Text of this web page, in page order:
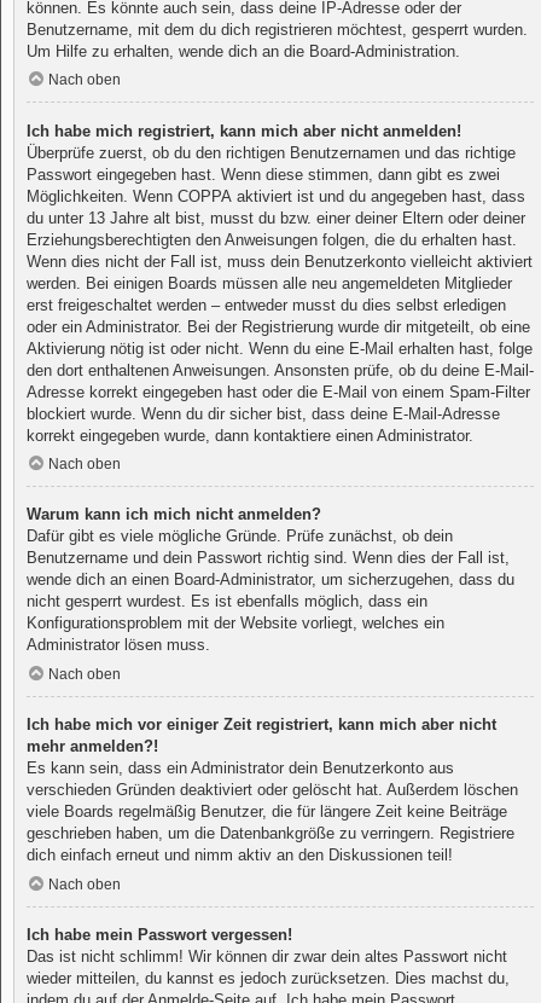
können. Es könnte auch sein, dass deine IP-Adresse oder der
Benutzername, mit dem du dich registrieren möchtest, gesperrt wurden.
Um Hilfe zu erhalten, wende dich an die Board-Administration.
Nach oben
Ich habe mich registriert, kann mich aber nicht anmelden!
Überprüfe zuerst, ob du den richtigen Benutzernamen und das richtige
Passwort eingegeben hast. Wenn diese stimmen, dann gibt es zwei
Möglichkeiten. Wenn COPPA aktiviert ist und du angegeben hast, dass
du unter 13 Jahre alt bist, musst du bzw. einer deiner Eltern oder deiner
Erziehungsberechtigten den Anweisungen folgen, die du erhalten hast.
Wenn dies nicht der Fall ist, muss dein Benutzerkonto vielleicht aktiviert
werden. Bei einigen Boards müssen alle neu angemeldeten Mitglieder
erst freigeschaltet werden – entweder musst du dies selbst erledigen
oder ein Administrator. Bei der Registrierung wurde dir mitgeteilt, ob eine
Aktivierung nötig ist oder nicht. Wenn du eine E-Mail erhalten hast, folge
den dort enthaltenen Anweisungen. Ansonsten prüfe, ob du deine E-Mail-
Adresse korrekt eingegeben hast oder die E-Mail von einem Spam-Filter
blockiert wurde. Wenn du dir sicher bist, dass deine E-Mail-Adresse
korrekt eingegeben wurde, dann kontaktiere einen Administrator.
Nach oben
Warum kann ich mich nicht anmelden?
Dafür gibt es viele mögliche Gründe. Prüfe zunächst, ob dein
Benutzername und dein Passwort richtig sind. Wenn dies der Fall ist,
wende dich an einen Board-Administrator, um sicherzugehen, dass du
nicht gesperrt wurdest. Es ist ebenfalls möglich, dass ein
Konfigurationsproblem mit der Website vorliegt, welches ein
Administrator lösen muss.
Nach oben
Ich habe mich vor einiger Zeit registriert, kann mich aber nicht
mehr anmelden?!
Es kann sein, dass ein Administrator dein Benutzerkonto aus
verschieden Gründen deaktiviert oder gelöscht hat. Außerdem löschen
viele Boards regelmäßig Benutzer, die für längere Zeit keine Beiträge
geschrieben haben, um die Datenbankgröße zu verringern. Registriere
dich einfach erneut und nimm aktiv an den Diskussionen teil!
Nach oben
Ich habe mein Passwort vergessen!
Das ist nicht schlimm! Wir können dir zwar dein altes Passwort nicht
wieder mitteilen, du kannst es jedoch zurücksetzen. Dies machst du,